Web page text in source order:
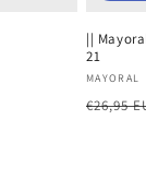
||
21
MAYORAL
€26,95